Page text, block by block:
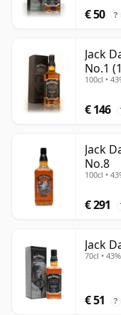
€ 50 ?
Jack
No.1
100cl •
€ 146
Jack
No.8
100cl •
€ 291
Jack
70cl • 43%
€ 51 ?